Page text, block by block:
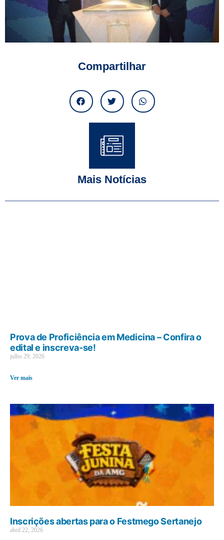
Compartilhar
Mais Notícias
Prova de Proficiência em Medicina – Confira o
edital e inscreva-se!
julho 29, 2026
Ver mais
Inscrições abertas para o Festmego Sertanejo
abril 22, 2026